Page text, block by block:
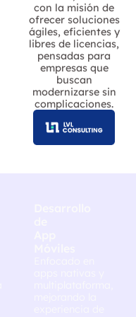
con la misión de
ofrecer soluciones
ágiles, eficientes y
libres de licencias,
pensadas para
empresas que
buscan
modernizarse sin
complicaciones.